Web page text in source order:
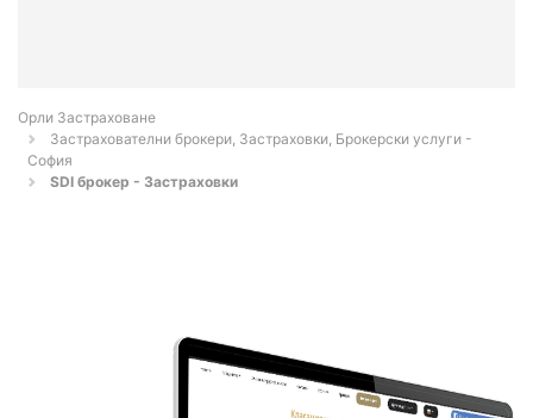
Орли Застраховане
Застрахователни брокери, Застраховки, Брокерски услуги -
София
SDI брокер - Застраховки